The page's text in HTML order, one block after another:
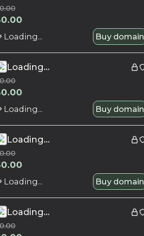
0.00
Loading... Buy domain
Loading...
0.00
Loading... Buy domain
Loading...
0.00
Loading... Buy domain
Loading...